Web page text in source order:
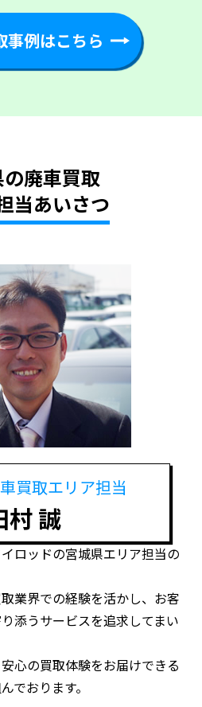
事例はこちら
廃車買取
当あいさつ
買取エリア担当
村 誠
ロッドの宮城県エリア担当の
業界での経験を活かし、お客
添うサービスを追求してまい
心の買取体験をお届けできる
でおります。